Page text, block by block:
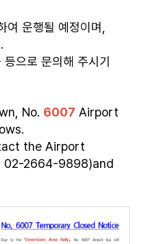
운행될 예정이며,
으로 문의해 주시기
No. 6007 Airport
the Airport
02-2664-9898)and